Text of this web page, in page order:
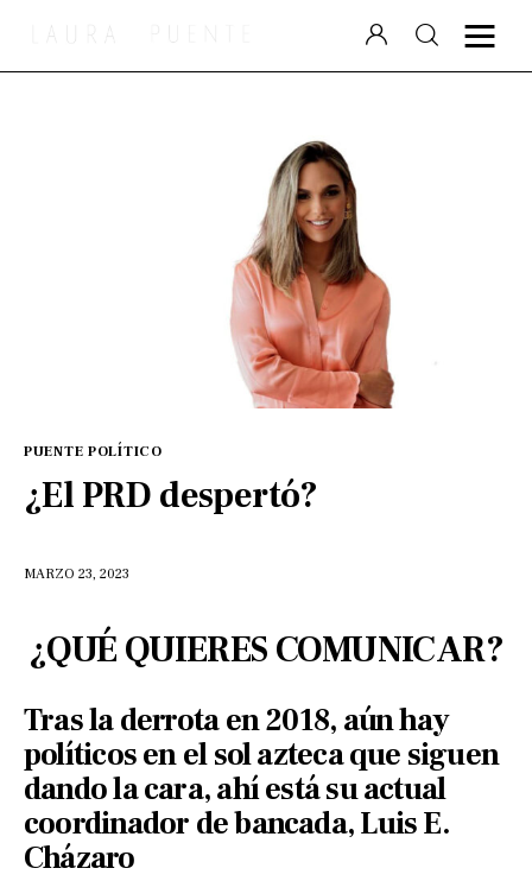
Laura Puente
PUENTE POLÍTICO
¿El PRD despertó?
MARZO 23, 2023
¿QUÉ QUIERES COMUNICAR?
Tras la derrota en 2018, aún hay
políticos en el sol azteca que siguen
dando la cara, ahí está su actual
coordinador de bancada, Luis E.
Cházaro